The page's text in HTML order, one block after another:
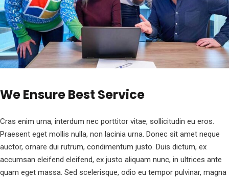
We Ensure Best Service
Cras enim urna, interdum nec porttitor vitae, sollicitudin eu eros.
Praesent eget mollis nulla, non lacinia urna. Donec sit amet neque
auctor, ornare dui rutrum, condimentum justo. Duis dictum, ex
accumsan eleifend eleifend, ex justo aliquam nunc, in ultrices ante
quam eget massa. Sed scelerisque, odio eu tempor pulvinar, magna